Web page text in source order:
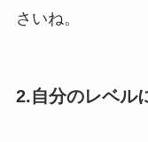
さいね。
2.自分のレベル